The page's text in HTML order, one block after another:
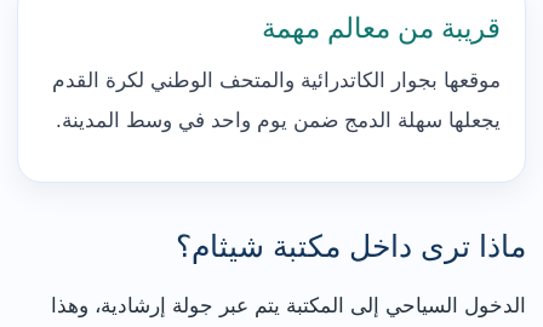
قريبة من معالم مهمة
موقعها بجوار الكاتدرائية والمتحف الوطني لكرة القدم
يجعلها سهلة الدمج ضمن يوم واحد في وسط المدينة.
ماذا ترى داخل مكتبة شيثام؟
الدخول السياحي إلى المكتبة يتم عبر جولة إرشادية، وهذا